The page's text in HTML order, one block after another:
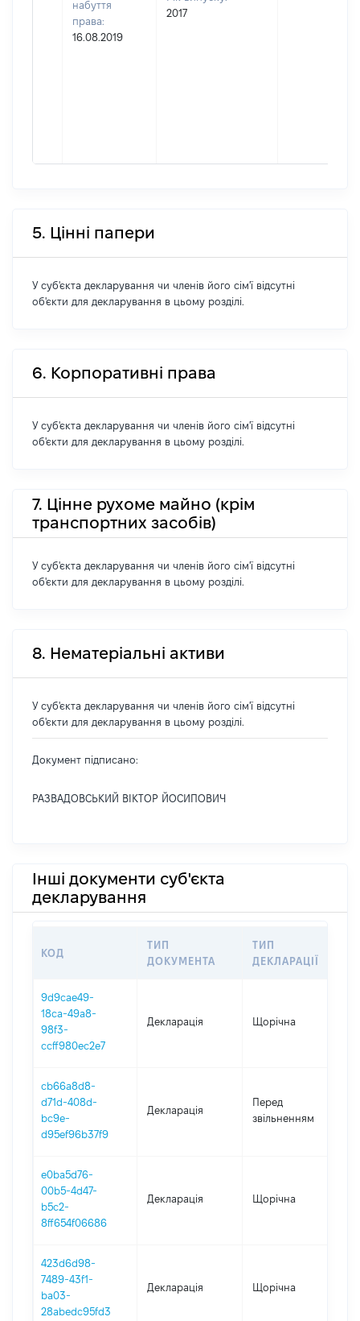
набуття
права:
16.08.2019
2017
5. Цінні папери
У суб'єкта декларування чи членів його сім'ї відсутні
об'єкти для декларування в цьому розділі.
6. Корпоративні права
У суб'єкта декларування чи членів його сім'ї відсутні
об'єкти для декларування в цьому розділі.
7. Цінне рухоме майно (крім
транспортних засобів)
У суб'єкта декларування чи членів його сім'ї відсутні
об'єкти для декларування в цьому розділі.
8. Нематеріальні активи
У суб'єкта декларування чи членів його сім'ї відсутні
об'єкти для декларування в цьому розділі.
Документ підписано:
РАЗВАДОВСЬКИЙ ВІКТОР ЙОСИПОВИЧ
Інші документи суб'єкта
декларування
КОД
ТИП
ДОКУМЕНТА
ТИП
ДЕКЛАРАЦІЇ
9d9cae49-
18ca-49a8-
98f3-
ccff980ec2e7
Декларація Щорічна
cb66a8d8-
d71d-408d-
bc9e-
d95ef96b37f9
Декларація
Перед
звільненням
e0ba5d76-
00b5-4d47-
b5c2-
8ff654f06686
Декларація Щорічна
423d6d98-
7489-43f1-
ba03-
28abedc95fd3
Декларація Щорічна